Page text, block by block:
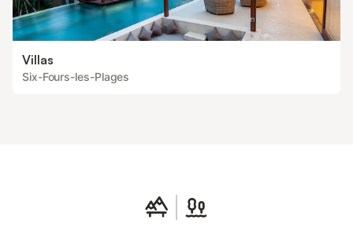
Villas
Six-Fours-les-Plages